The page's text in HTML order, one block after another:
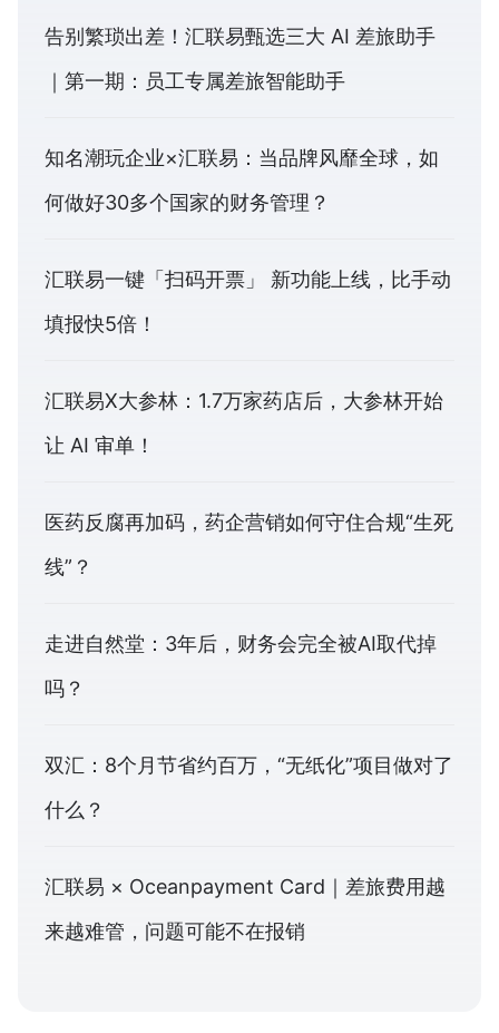
告别繁琐出差！汇联易甄选三大 AI 差旅助手
｜第一期：员工专属差旅智能助手
知名潮玩企业×汇联易：当品牌风靡全球，如
何做好30多个国家的财务管理？
汇联易一键「扫码开票」 新功能上线，比手动
填报快5倍！
汇联易X大参林：1.7万家药店后，大参林开始
让 AI 审单！
医药反腐再加码，药企营销如何守住合规“生死
线”？
走进自然堂：3年后，财务会完全被AI取代掉
吗？
双汇：8个月节省约百万，“无纸化”项目做对了
什么？
汇联易 × Oceanpayment Card｜差旅费用越
来越难管，问题可能不在报销